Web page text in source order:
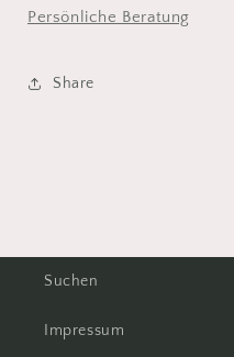
Persönliche Beratung
Share
Suchen
Impressum